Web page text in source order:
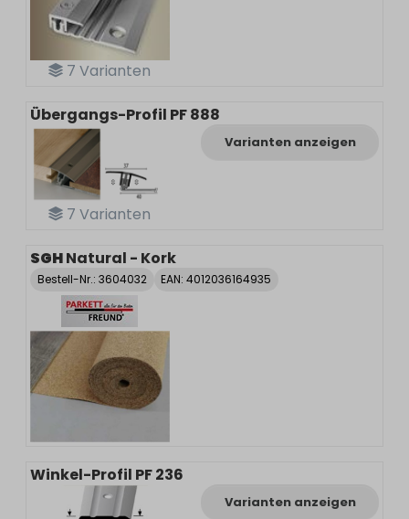
7 Varianten
7 Varianten
Übergangs-Profil PF 888
Varianten anzeigen
SGHNatural - Kork
Bestell-Nr.: 3604032 EAN: 4012036164935
Winkel-Profil PF 236
Varianten anzeigen